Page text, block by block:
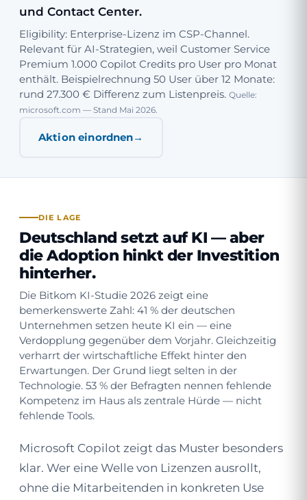
und Contact Center.
Eligibility: Enterprise-Lizenz im CSP-Channel.
Relevant für AI-Strategien, weil Customer Service
Premium 1.000 Copilot Credits pro User pro Monat
enthält. Beispielrechnung 50 User über 12 Monate:
rund 27.300 € Differenz zum Listenpreis. Quelle:
microsoft.com — Stand Mai 2026.
Aktion einordnen
DIE LAGE
Deutschland setzt auf KI — aber
die Adoption hinkt der Investition
hinterher.
Die Bitkom KI-Studie 2026 zeigt eine
bemerkenswerte Zahl: 41 % der deutschen
Unternehmen setzen heute KI ein — eine
Verdopplung gegenüber dem Vorjahr. Gleichzeitig
verharrt der wirtschaftliche Effekt hinter den
Erwartungen. Der Grund liegt selten in der
Technologie. 53 % der Befragten nennen fehlende
Kompetenz im Haus als zentrale Hürde — nicht
fehlende Tools.
Microsoft Copilot zeigt das Muster besonders
klar. Wer eine Welle von Lizenzen ausrollt,
ohne die Mitarbeitenden in konkreten Use